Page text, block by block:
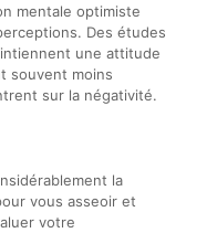
mentale optimiste
Des études
une attitude
souvent moins
sur la négativité.
la
vous asseoir et
votre